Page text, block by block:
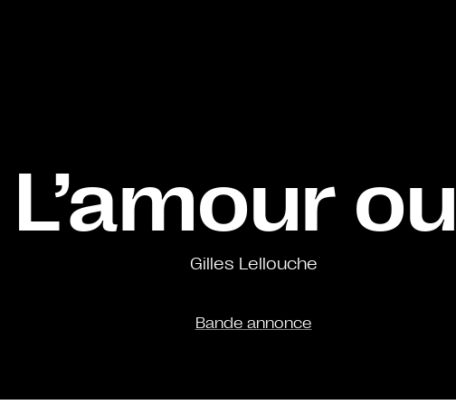
L’amour
Gilles Lellouche
Bande annonce